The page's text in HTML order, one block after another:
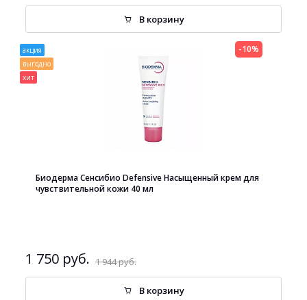
В корзину
акция
выгодно
хит
Биодерма Сенсибио Defensive Насыщенный крем для
чувствительной кожи 40 мл
1 750 руб. 1 944 руб.
-10%
В корзину